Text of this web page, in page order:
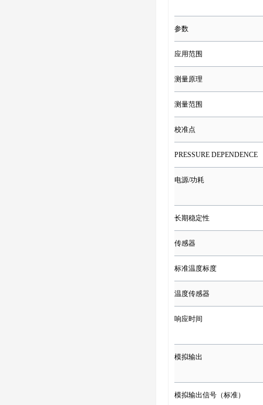
参数
应用范围
测量原理
测量范围
校准点
PRESSURE DEPENDENCE
电源/功耗
长期稳定性
传感器
标准温度标度
温度传感器
响应时间
模拟输出
模拟输出信号（标准）